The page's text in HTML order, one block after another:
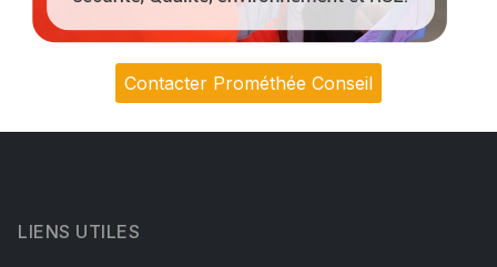
Contacter Prométhée Conseil
LIENS UTILES